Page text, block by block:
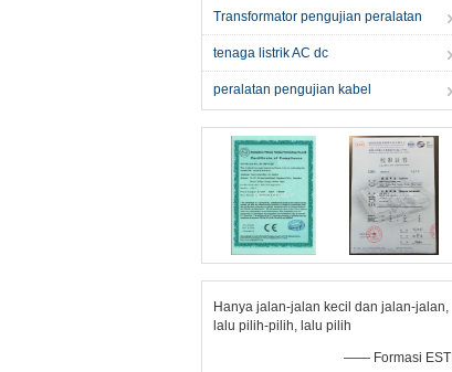
Transformator pengujian peralatan
tenaga listrik AC dc
peralatan pengujian kabel
Hanya jalan-jalan kecil dan jalan-jalan,
lalu pilih-pilih, lalu pilih
—— Formasi ESTI